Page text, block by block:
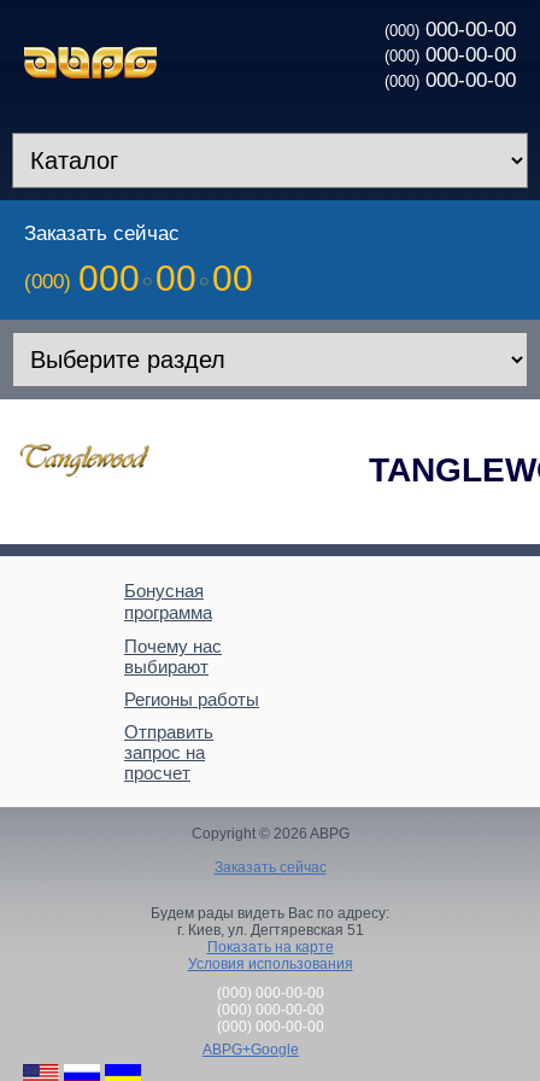
(000) 000-00-00
(000) 000-00-00
(000) 000-00-00
Заказать сейчас
(000) 000 00 00
Бонусная
программа
Почему нас
выбирают
Регионы работы
Отправить
запрос на
просчет
Copyright © 2026 ABPG
Заказать сейчас
Будем рады видеть Вас по адресу:
г. Киев, ул. Дегтяревская 51
Показать на карте
Условия использования
(000) 000-00-00
(000) 000-00-00
(000) 000-00-00
ABPG+Google